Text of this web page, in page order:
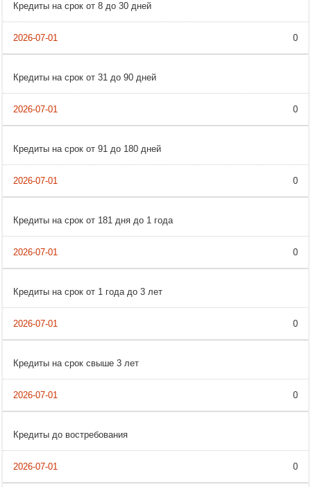
Кредиты на срок от 8 до 30 дней
0
Кредиты на срок от 31 до 90 дней
0
Кредиты на срок от 91 до 180 дней
0
Кредиты на срок от 181 дня до 1 года
0
Кредиты на срок от 1 года до 3 лет
0
Кредиты на срок свыше 3 лет
0
Кредиты до востребования
0